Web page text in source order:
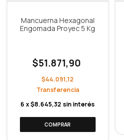
Mancuerna Hexagonal
Engomada Proyec 5 Kg
$51.871,90
$44.091,12
6 x$8.645,32 sin interés